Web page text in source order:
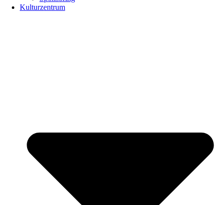
Kulturzentrum